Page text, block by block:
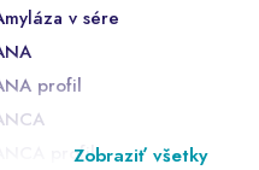
v sére
profil
ANCA profilZobraziť všetky